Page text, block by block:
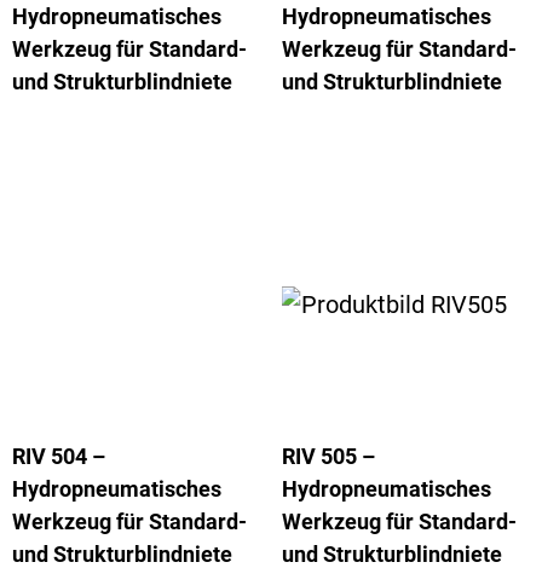
Hydropneumatisches
Werkzeug für Standard-
und Strukturblindniete
Hydropneumatisches
Werkzeug für Standard-
und Strukturblindniete
RIV 504 –
Hydropneumatisches
Werkzeug für Standard-
und Strukturblindniete
RIV 505 –
Hydropneumatisches
Werkzeug für Standard-
und Strukturblindniete